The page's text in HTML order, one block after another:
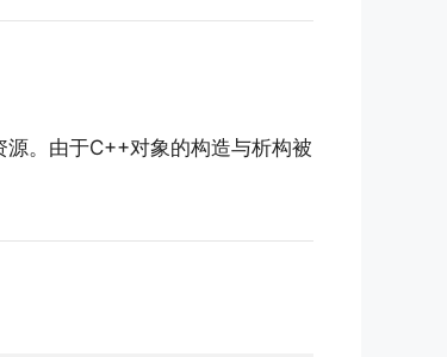
。由于C++对象的构造与析构被